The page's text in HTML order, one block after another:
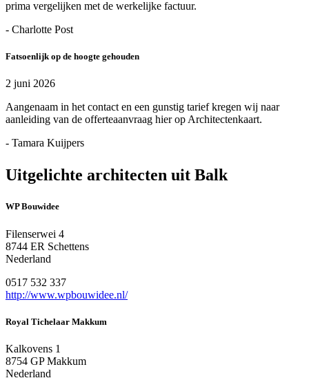
prima vergelijken met de werkelijke factuur.
- Charlotte Post
Fatsoenlijk op de hoogte gehouden
2 juni 2026
Aangenaam in het contact en een gunstig tarief kregen wij naar
aanleiding van de offerteaanvraag hier op Architectenkaart.
- Tamara Kuijpers
Uitgelichte architecten uit Balk
WP Bouwidee
Filenserwei 4
8744 ER Schettens
Nederland
0517 532 337
http://www.wpbouwidee.nl/
Royal Tichelaar Makkum
Kalkovens 1
8754 GP Makkum
Nederland